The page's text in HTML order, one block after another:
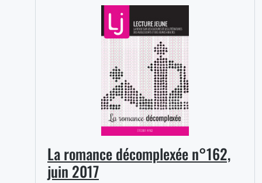
0,00€
à
10,00€
La romance décomplexée n°162,
juin 2017